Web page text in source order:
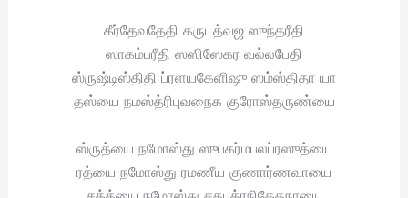
கீர்தேவதேதி கருடத்வஜ ஸுந்தரீதி
ஸாகம்பரீதி ஸஸிஸேகர வல்லபேதி
ஸ்ருஷ்டிஸ்திதி ப்ரளயகேளிஷு ஸம்ஸ்திதா யா
தஸ்யை நமஸ்த்ரிபுவநைக குரோஸ்தருண்யை
ஸ்ருத்யை நமோஸ்து ஸுபகர்மபலப்ரஸுத்யை
ரத்யை நமோஸ்து ரமணீய குணார்ணவாயை